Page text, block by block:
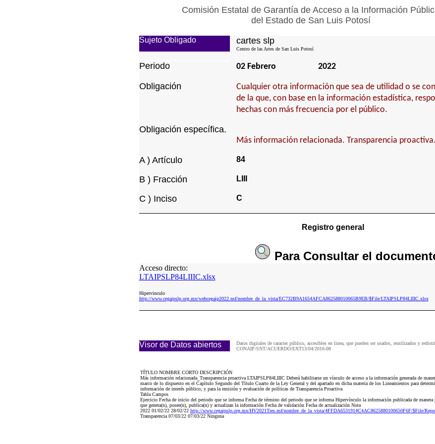
Comisión Estatal de Garantía de Acceso a la Información
del Estado de San Luis Potosí
Sujeto Obligado cartes slp
Centro de las Artes de San Luis Potosí
Periodo 02 Febrero 2022
Obligación
Cualquier otra información que sea de utilidad o se
de la que, con base en la información estadística,
hechas con más frecuencia por el público.
Obligación específica.
Más información relacionada. Transparencia proactiva.
A ) Artículo 84
B ) Fracción LIII
C ) Inciso C
Registro general
Para Consultarel
Acceso directo:
LTAIPSLP84LIIIC.xlsx
Hipervinculo
http://www.cegaipslp.org.mx/webcegaip2022.nsf/nombre_de_la_vista/EC732B9A1654AFCA862588010065B9EB/$File/LTAIPSLP84LIIIC.xlsx
Visor de Datos abiertos
Datos digitales de caracter público, accesibles en linea, que pueden ser usados, reutilizados y
CONAIP/SNT/ACUERDO/EXT13/04/2016-08
TÍTULO NOMBRE CORTO DESCRIPCIÓN
Más información relacionada_Transparencia proactiva LTAIPSLP84LIIIC Deberá habilitarse un vínculo de acceso a la información generada de
marco de lo dispuesto en el Capítulo Segundo del Título Cuarto de la Ley General y del apartado en dicha materia de los Lineamientos para
información de interés público; y para la emisión y evaluación de políticas de Transparencia Proactiva
Tabla Campos
Ejercicio Fecha de inicio del periodo que se informa Fecha de término del periodo que se informa Hipervínculo la información publicada de manera
que genera(n), posee(n), publica(n) y actualizan la información Fecha de validación Fecha de actualización Nota
2022 01/02/22 28/02/22 http://www.cegaipslp.org.mx/HV2021Tres.nsf/nombre_de_la_vista/4FFDA6531914C4AC8625880100650F6F/$File/
Transparencia 07/03/22 07/03/22 Ninguna